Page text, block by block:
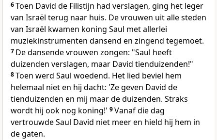
6Toen David de Filistijn had verslagen, ging het leger
van Israël terug naar huis. De vrouwen uit alle steden
van Israël kwamen koning Saul met allerlei
muziekinstrumenten dansend en zingend tegemoet.
7 De dansende vrouwen zongen: "Saul heeft
duizenden verslagen, maar David tienduizenden!"
8Toen werd Saul woedend. Het lied beviel hem
helemaal niet en hij dacht: 'Ze geven David de
tienduizenden en mij maar de duizenden. Straks
wordt hij ook nog koning!' 9Vanaf die dag
vertrouwde Saul David niet meer en hield hij hem in
de gaten.